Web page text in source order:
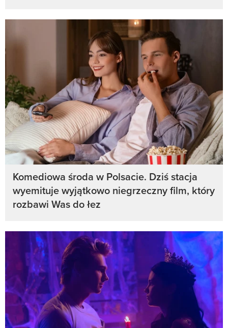
Komediowa środa w Polsacie. Dziś stacja
wyemituje wyjątkowo niegrzeczny film, który
rozbawi Was do łez